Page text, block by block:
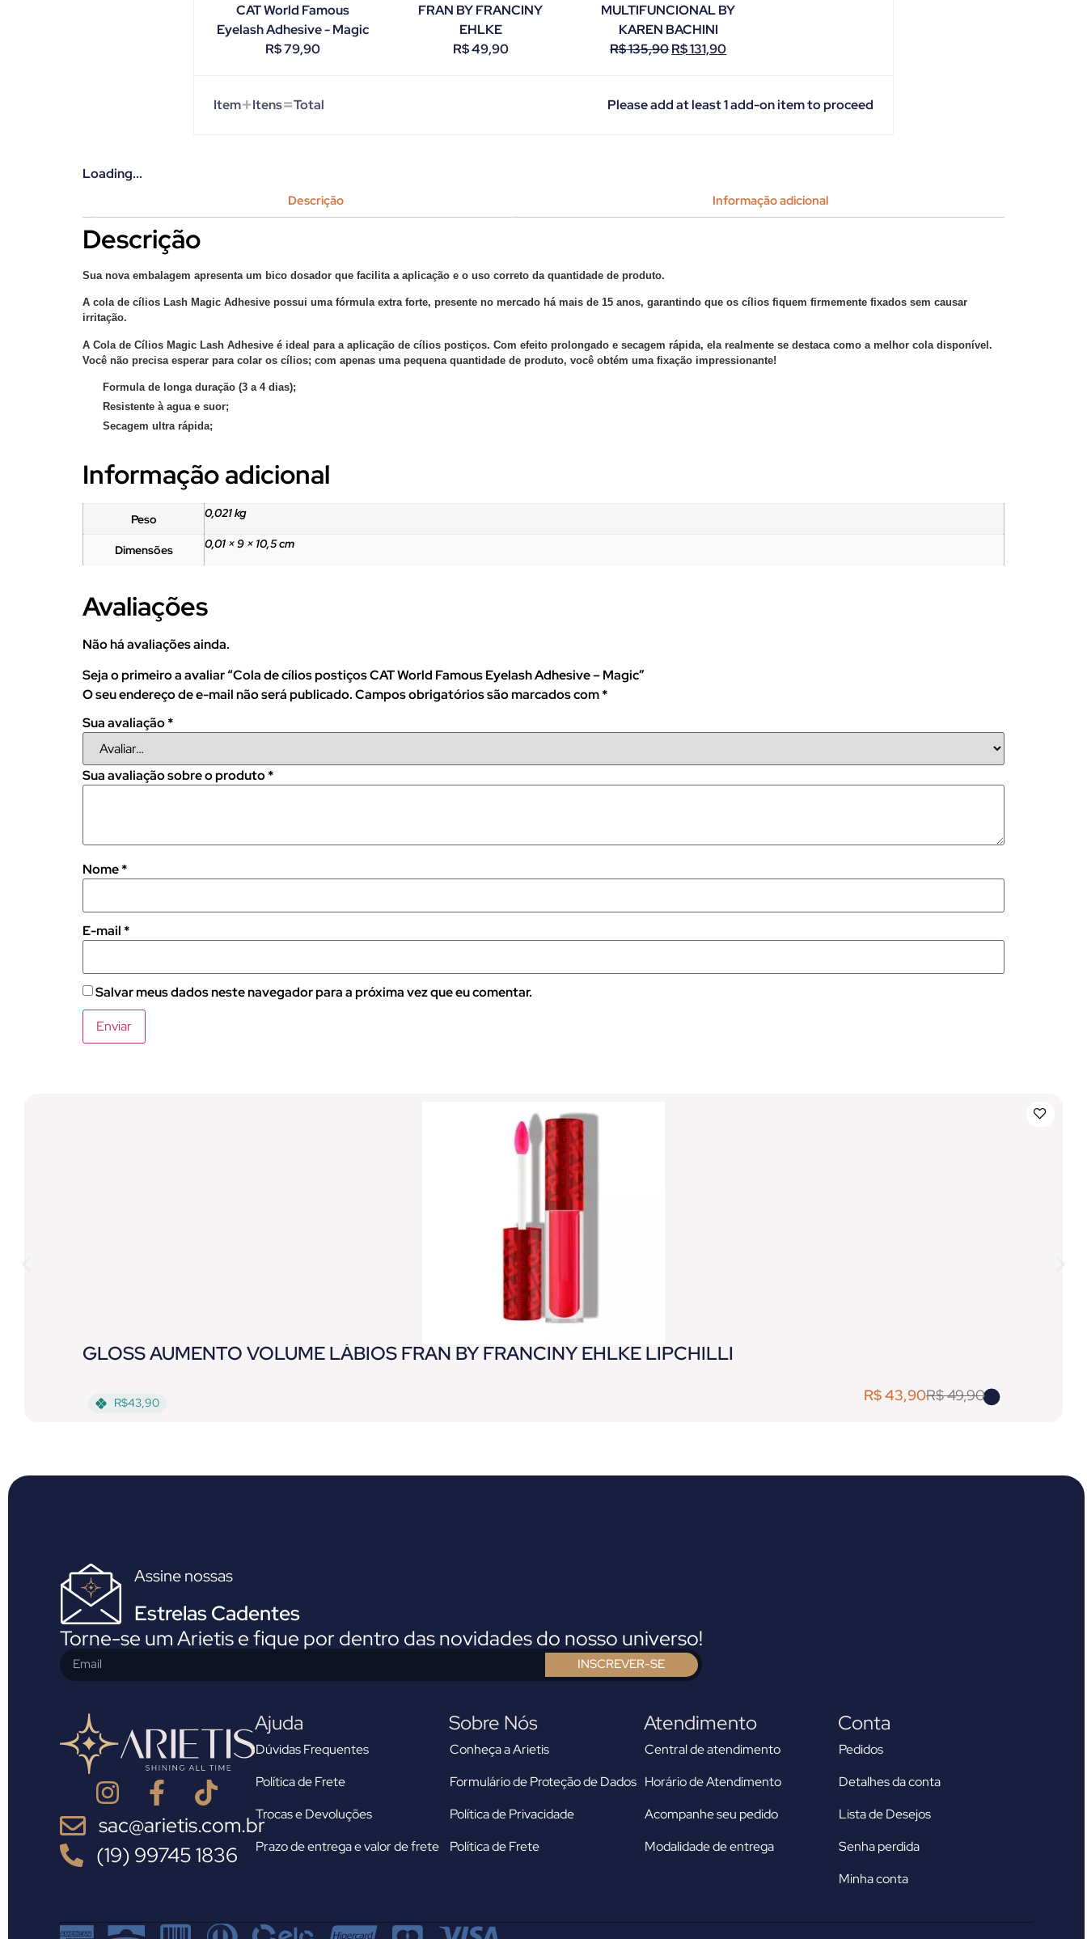
CAT World Famous
Eyelash Adhesive - Magic
R$79,90
FRAN BY FRANCINY
EHLKE
R$49,90
MULTIFUNCIONAL BY
KAREN BACHINI
R$135,90R$131,90
Item+Itens=Total Please add at least 1 add-on item to proceed
Loading...
Descrição Informação adicional
Descrição
Sua nova embalagem apresenta um bico dosador que facilita a aplicação e o uso correto da quantidade de produto.
A cola de cílios Lash Magic Adhesive possui uma fórmula extra forte, presente no mercado há mais de 15 anos, garantindo que os cílios fiquem firmemente fixados sem causar
irritação.
A Cola de Cílios Magic Lash Adhesive é ideal para a aplicação de cílios postiços. Com efeito prolongado e secagem rápida, ela realmente se destaca como a melhor cola disponível.
Você não precisa esperar para colar os cílios; com apenas uma pequena quantidade de produto, você obtém uma fixação impressionante!
Formula de longa duração (3 a 4 dias);
Resistente à agua e suor;
Secagem ultra rápida;
Informação adicional
Peso 0,021 kg
Dimensões 0,01 × 9 × 10,5 cm
Avaliações
Não há avaliações ainda.
Seja o primeiro a avaliar “Cola de cílios postiços CAT World Famous Eyelash Adhesive – Magic”
O seu endereço de e-mail não será publicado.Campos obrigatórios são marcados com*
Sua avaliação*
Sua avaliação sobre o produto*
Nome*
E-mail *
Salvar meus dados neste navegador para a próxima vez que eu comentar.
GLOSS AUMENTO VOLUME LÁBIOS FRAN BY FRANCINY EHLKE LIPCHILLI
R$49,90
R$43,90
R$43,90
Assine nossas
Estrelas Cadentes
Torne-se um Arietis e fique por dentro das novidades do nosso universo!
INSCREVER-SE
sac@arietis.com.br
(19) 99745 1836
Ajuda
Dúvidas Frequentes
Política de Frete
Trocas e Devoluções
Prazo de entrega e valor de frete
Sobre Nós
Conheça a Arietis
Formulário de Proteção de Dados
Política de Privacidade
Política de Frete
Atendimento
Central de atendimento
Horário de Atendimento
Acompanhe seu pedido
Modalidade de entrega
Conta
Pedidos
Detalhes da conta
Lista de Desejos
Senha perdida
Minha conta